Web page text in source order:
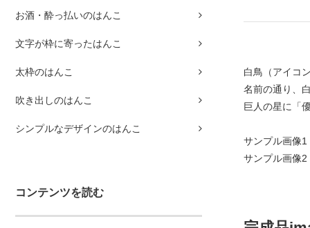
お酒・酔っ払いのはんこ
文字が枠に寄ったはんこ
太枠のはんこ
吹き出しのはんこ
シンプルなデザインのはんこ
コンテンツを読む
白鳥（アイコ
名前の通り、
巨人の星に「
サンプル画像
サンプル画像